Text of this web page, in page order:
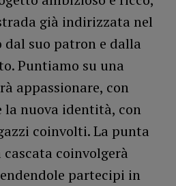
già indirizzata nel
dal suo patron e dalla
Puntiamo su una
appassionare, con
nuova identità, con
coinvolti. La punta
coinvolgerà
partecipi in